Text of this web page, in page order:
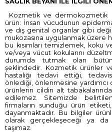
Kozmetik ve dermokozmetik
ürün: İnsan vücudunun
ve dış genital organlar gibi
mukozasına uygulanmak üzere
bu kısımları temizlemek, koku
ve/veya vücut kokularını
durumda tutmak olan
şeklindedir. Kozmetik ürünler
hastalığı tedavi ettiği,
önlediği, önlenmesine
ürünlerin cildin alt
edilemez. Sitemizde
firmaların sunduğu ürün
dayanmaktadır. Bu bilgiler
olarak gerçekleşeceği ya da
taşımaz.